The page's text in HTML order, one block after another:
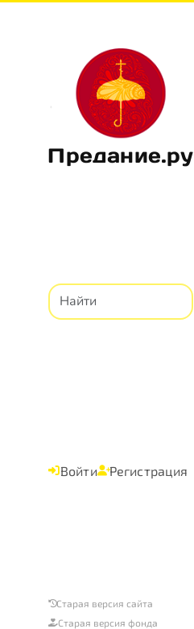
Предание.ру
Войти Регистрация
Старая версия сайта
Старая версия фонда